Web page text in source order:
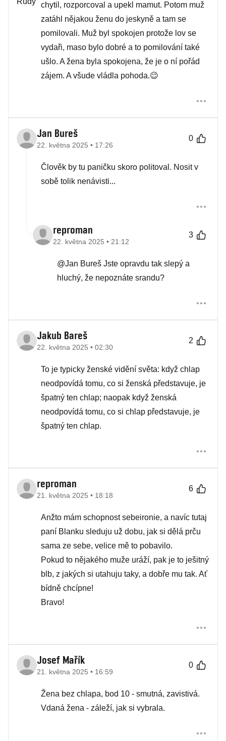
chytil, rozporcoval a upekl mamut. Potom muž
zatáhl nějakou ženu do jeskyně a tam se
pomilovali. Muž byl spokojen protože lov se
vydaři, maso bylo dobré a to pomilování také
ušlo. A žena byla spokojena, že je o ní pořád
zájem. A všude vládla pohoda.😉
Jan Bureš
22. května 2025 • 17:26
0
Člověk by tu paničku skoro politoval. Nosit v
sobě tolik nenávisti...
reproman
22. května 2025 • 21:12
3
@Jan Bureš Jste opravdu tak slepý a
hluchý, že nepoznáte srandu?
Jakub Bareš
22. května 2025 • 02:30
2
To je typicky ženské vidění světa: když chlap
neodpovídá tomu, co si ženská představuje, je
špatný ten chlap; naopak když ženská
neodpovídá tomu, co si chlap představuje, je
špatný ten chlap.
reproman
21. května 2025 • 18:18
6
Anžto mám schopnost sebeironie, a navíc tutaj
paní Blanku sleduju už dobu, jak si dělá prču
sama ze sebe, velice mě to pobavilo.
Pokud to nějakého muže uráží, pak je to ješitný
blb, z jakých si utahuju taky, a dobře mu tak. Ať
bídně chcípne!
Bravo!
Josef Mařík
21. května 2025 • 16:59
0
Žena bez chlapa, bod 10 - smutná, zavistivá.
Vdaná žena - záleží, jak si vybrala.